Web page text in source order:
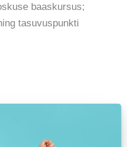
baaskursus;
tasuvuspunkti